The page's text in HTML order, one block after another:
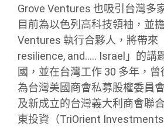
Grove Ventures 也吸引台灣多
目前為以色列高科技領袖，並
Ventures 執行合夥人，將帶來
resilience, and….. Israel」的講
國，並在台灣工作 30 多年，
為台灣美國商會私募股權委員
及新成立的台灣義大利商會聯
東投資（TriOrient